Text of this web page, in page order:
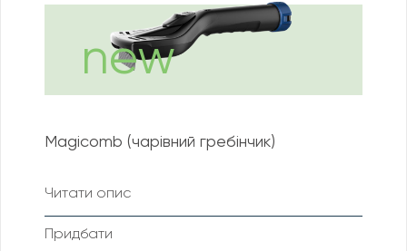
Magicomb (чарівний гребінчик)
Читати опис
Придбати